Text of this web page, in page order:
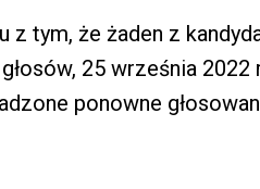
z tym, że żaden z
25 września
ponowne